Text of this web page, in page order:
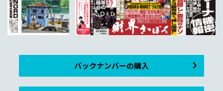
バックナンバーの購入